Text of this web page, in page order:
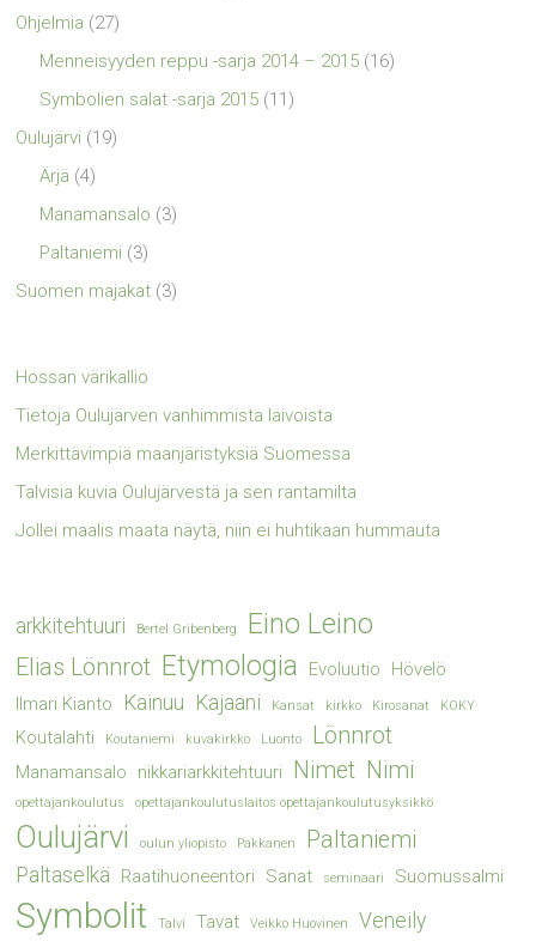
Ohjelmia (27)
Menneisyyden reppu -sarja 2014 – 2015 (16)
Symbolien salat -sarja 2015 (11)
Oulujärvi (19)
Ärjä (4)
Manamansalo (3)
Paltaniemi (3)
Suomen majakat (3)
Hossan värikallio
Tietoja Oulujärven vanhimmista laivoista
Merkittävimpiä maanjäristyksiä Suomessa
Talvisia kuvia Oulujärvestä ja sen rantamilta
Jollei maalis maata näytä, niin ei huhtikaan hummauta
arkkitehtuuri Bertel Gribenberg Eino Leino
Elias Lönnrot Etymologia Evoluutio
Hövelö
Ilmari Kianto
Kainuu Kajaani Kansat kirkko Kirosanat KOKY
Koutalahti Koutaniemi kuvakirkko Luonto Lönnrot
Manamansalo nikkariarkkitehtuuri Nimet Nimi
opettajankoulutus opettajankoulutuslaitos opettajankoulutusyksikkö
Oulujärvi oulun yliopisto Pakkanen Paltaniemi
Paltaselkä Raatihuoneentori Sanat seminaari Suomussalmi
Symbolit Talvi Tavat Veikko Huovinen Veneily